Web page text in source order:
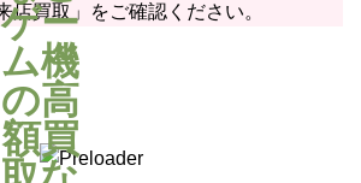
店買取」をご確認ください。
iPhone17